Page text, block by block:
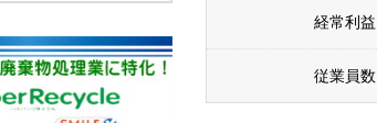
経常利益
従業員数